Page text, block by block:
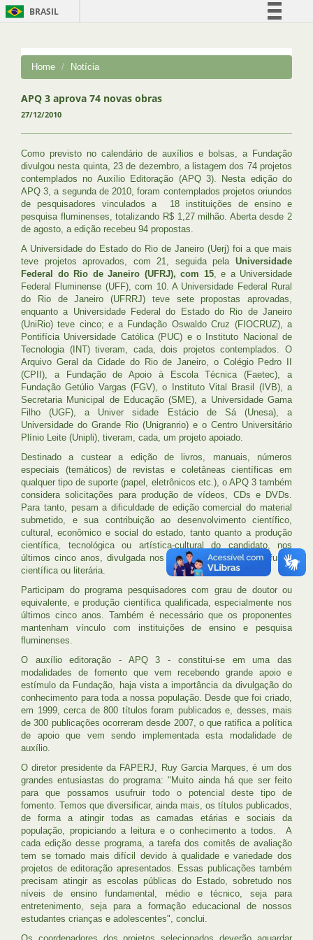
BRASIL
Comunica BR
Home Notícia
APQ 3 aprova 74 novas obras
27/12/2010
Como previsto no calendário de auxílios e bolsas, a Fundação
divulgou nesta quinta, 23 de dezembro, a listagem dos 74 projetos
contemplados no Auxílio Editoração (APQ 3). Nesta edição do
APQ 3, a segunda de 2010, foram contemplados projetos oriundos
de pesquisadores vinculados a 18 instituições de ensino e
pesquisa fluminenses, totalizando R$ 1,27 milhão. Aberta desde 2
de agosto, a edição recebeu 94 propostas.
A Universidade do Estado do Rio de Janeiro (Uerj) foi a que mais
teve projetos aprovados, com 21, seguida pela Universidade
Federal do Rio de Janeiro (UFRJ), com 15, e a Universidade
Federal Fluminense (UFF), com 10. A Universidade Federal Rural
do Rio de Janeiro (UFRRJ) teve sete propostas aprovadas,
enquanto a Universidade Federal do Estado do Rio de Janeiro
(UniRio) teve cinco; e a Fundação Oswaldo Cruz (FIOCRUZ), a
Pontifícia Universidade Católica (PUC) e o Instituto Nacional de
Tecnologia (INT) tiveram, cada, dois projetos contemplados. O
Arquivo Geral da Cidade do Rio de Janeiro, o Colégio Pedro II
(CPII), a Fundação de Apoio à Escola Técnica (Faetec), a
Fundação Getúlio Vargas (FGV), o Instituto Vital Brasil (IVB), a
Secretaria Municipal de Educação (SME), a Universidade Gama
Filho (UGF), a Univer sidade Estácio de Sá (Unesa), a
Universidade do Grande Rio (Unigranrio) e o Centro Universitário
Plínio Leite (Unipli), tiveram, cada, um projeto apoiado.
Destinado a custear a edição de livros, manuais, números
especiais (temáticos) de revistas e coletâneas científicas em
qualquer tipo de suporte (papel, eletrônicos etc.), o APQ 3 também
considera solicitações para produção de vídeos, CDs e DVDs.
Para tanto, pesam a dificuldade de edição comercial do material
submetido, e sua contribuição ao desenvolvimento científico,
cultural, econômico e social do estado, tanto quanto a produção
científica, tecnológica ou artística-cultural do candidato, nos
últimos cinco anos, divulgada nos principais veículos de difusão
científica ou literária.
Participam do programa pesquisadores com grau de doutor ou
equivalente, e produção científica qualificada, especialmente nos
últimos cinco anos. Também é necessário que os proponentes
mantenham vínculo com instituições de ensino e pesquisa
fluminenses.
O auxílio editoração - APQ 3 - constitui-se em uma das
modalidades de fomento que vem recebendo grande apoio e
estímulo da Fundação, haja vista a importância da divulgação do
conhecimento para toda a nossa população. Desde que foi criado,
em 1999, cerca de 800 títulos foram publicados e, desses, mais
de 300 publicações ocorreram desde 2007, o que ratifica a política
de apoio que vem sendo implementada esta modalidade de
auxílio.
O diretor presidente da FAPERJ, Ruy Garcia Marques, é um dos
grandes entusiastas do programa: "Muito ainda há que ser feito
para que possamos usufruir todo o potencial deste tipo de
fomento. Temos que diversificar, ainda mais, os títulos publicados,
de forma a atingir todas as camadas etárias e sociais da
população, propiciando a leitura e o conhecimento a todos. A
cada edição desse programa, a tarefa dos comitês de avaliação
tem se tornado mais difícil devido à qualidade e variedade dos
projetos de editoração apresentados. Essas publicações também
precisam atingir as escolas públicas do Estado, sobretudo nos
níveis de ensino fundamental, médio e técnico, seja para
entretenimento, seja para a formação educacional de nossos
estudantes crianças e adolescentes", conclui.